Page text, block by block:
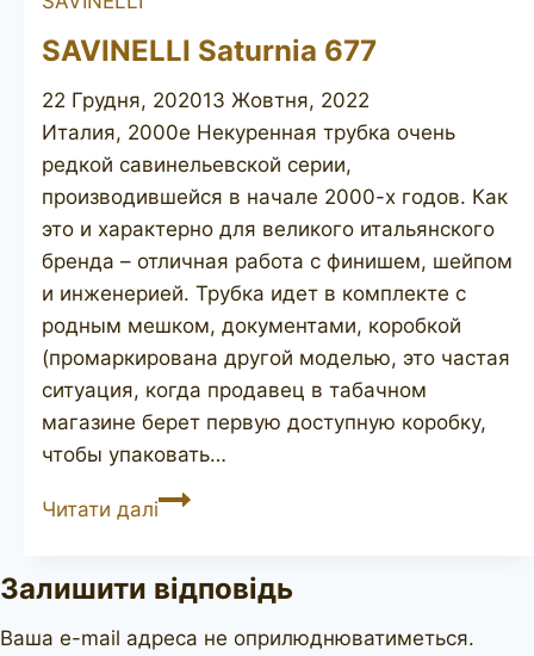
SAVINELLI Saturnia 677
22 Грудня, 202013 Жовтня, 2022
Италия, 2000е Некуренная трубка очень
редкой савинельевской серии,
производившейся в начале 2000-х годов. Как
это и характерно для великого итальянского
бренда – отличная работа с финишем, шейпом
и инженерией. Трубка идет в комплекте с
родным мешком, документами, коробкой
(промаркирована другой моделью, это частая
ситуация, когда продавец в табачном
магазине берет первую доступную коробку,
чтобы упаковать…
Читати даліSAVINELLI
Залишити відповідь
Ваша e-mail адреса не оприлюднюватиметься.